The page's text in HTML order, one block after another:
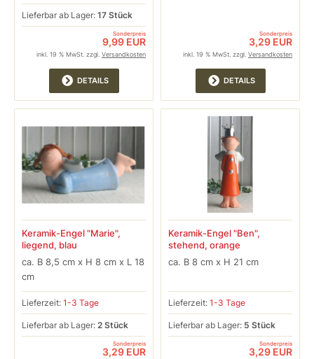
Lieferbar ab Lager: 17 Stück
Sonderpreis
9,99 EUR
inkl. 19 % MwSt. zzgl. Versandkosten
DETAILS
Sonderpreis
3,29 EUR
inkl. 19 % MwSt. zzgl. Versandkosten
DETAILS
Keramik-Engel "Marie",
liegend, blau
ca. B 8,5 cm x H 8 cm x L 18
cm
Lieferzeit: 1-3 Tage
Lieferbar ab Lager: 2 Stück
Sonderpreis
3,29 EUR
Keramik-Engel "Ben",
stehend, orange
ca. B 8 cm x H 21 cm
Lieferzeit: 1-3 Tage
Lieferbar ab Lager: 5 Stück
Sonderpreis
3,29 EUR